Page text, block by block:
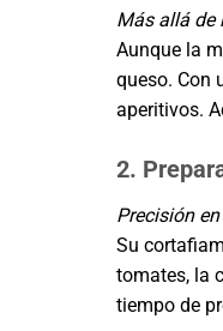
Más allá de
Aunque la
queso. Con
aperitivos.
2.
Precisión
Su
tomates, la
tiempo de